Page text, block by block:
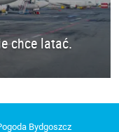
chce latać.
Bydgoszcz